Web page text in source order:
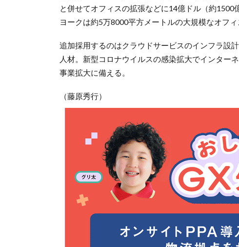
と併せてオフィスの拡張などに14億ドル（約
ヨークは約5万8000平方メートルの大規模なオフィ
追加採用するのはクラウドサービスのインフラ設
人材。新型コロナウイルスの感染拡大でインター
事業拡大に備える。
（藤原秀行）